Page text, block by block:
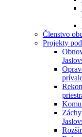
Členstvo
Projekty